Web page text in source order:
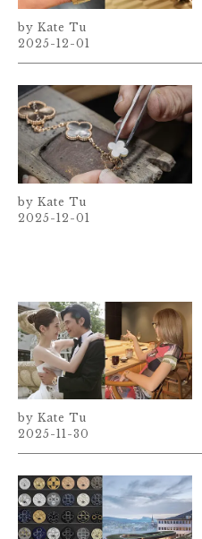
Kate Tu
2025-12-01
Kate Tu
2025-12-01
Kate Tu
2025-11-30